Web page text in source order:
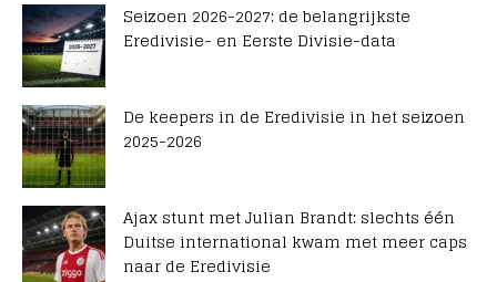
Seizoen 2026-2027: de belangrijkste
Eredivisie- en Eerste Divisie-data
De keepers in de Eredivisie in het seizoen
2025-2026
Ajax stunt met Julian Brandt: slechts één
Duitse international kwam met meer caps
naar de Eredivisie